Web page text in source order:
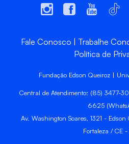
Fale Conosco Trabalhe
Política de
Fundação Edson Queiroz |
Central de Atendimento: (85)
6625
Av. Washington Soares, 1321 -
Fortaleza / CE -